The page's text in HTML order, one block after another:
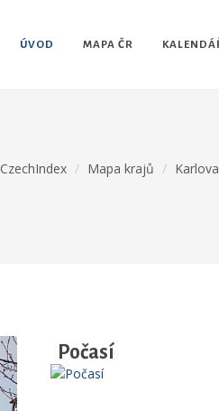
ÚVOD MAPA ČR
CzechIndex Mapa krajů
Počasí